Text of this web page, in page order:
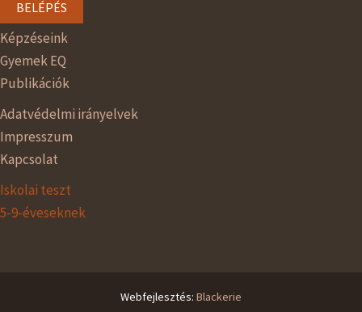
BELÉPÉS
Képzéseink
Gyemek EQ
Publikációk
Adatvédelmi irányelvek
Impresszum
Kapcsolat
Iskolai teszt
5-9-éveseknek
Webfejlesztés: Blackerie